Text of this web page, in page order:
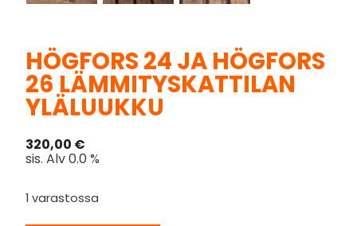
HÖGFORS 24 JA HÖGFORS
26 LÄMMITYSKATTILAN
YLÄLUUKKU
320,00 €
sis. Alv 0.0 %
1 varastossa